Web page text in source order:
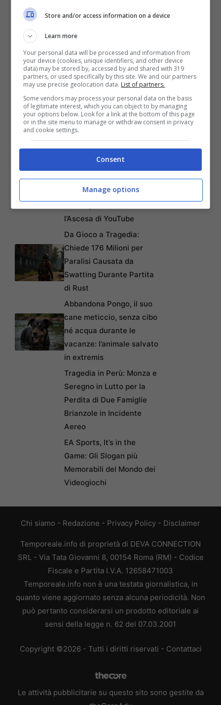
Articoli recentiCome Fermare i Download
Automatici di Modelli AI da
4GB su Chrome: Guida
Passo-Passo
Disney+: Tra Piani Gratuiti
e Collaborazioni con
l’Ascesa di YouTube
Da Gioco a Tragedia:
Chiede 176 Milioni per
Paralisi Causata da
Swatting Durante Partita
di Rust
Abbandona Pongo, il suo
cane meticcio, senza cibo
né acqua durante le
vacanze: l’animale salvato
in extremis
Tragedia in Perù: Monza e
Seregno in Lutto per la
Perdita di Due Famiglie
Brianzole in Incidente
Aereo
EA Sports, It’s in the
Game: Gli Slogan più
Memorabili del Mondo dei
Videogiochi
Chi siamo - Redazione - Privacy Policy - Disclaimer
Temporeale.info di proprietà di DEVA CONNECTION
SRL - Via Tata Giovanni 8, 00154 Roma (RM) - Codice
Fiscale e Partita I.V.A. 12658471003
Temporeale.info non è una testata giornalistica, in
quanto viene aggiornato senza alcuna periodicità. Non
può pertanto considerarsi un prodotto editoriale ai
sensi della legge n. 62 del 07.03.2001
Copyright ©2026 - Tutti i diritti riservati - Contattaci
Le attività pubblicitarie su questo sito sono gestite da
Store and/or access information on a device
Learn more
Your personal data will be processed and information from
your device (cookies, unique identifiers, and other device
data) may be stored by, accessed by and shared with 319
partners, or used specifically by this site. We and our partners
may use precise geolocation data. List of partners.
Some vendors may process your personal data on the basis
of legitimate interest, which you can object to by managing
your options below. Look for a link at the bottom of this page
or in the site menu to manage or withdraw consent in privacy
and cookie settings.
Consent
Manage options